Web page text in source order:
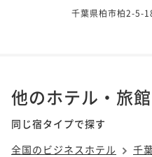
千葉県柏市柏2-5-
他のホテル・旅
同じ宿タイプで探す
全国のビジネスホテル
千